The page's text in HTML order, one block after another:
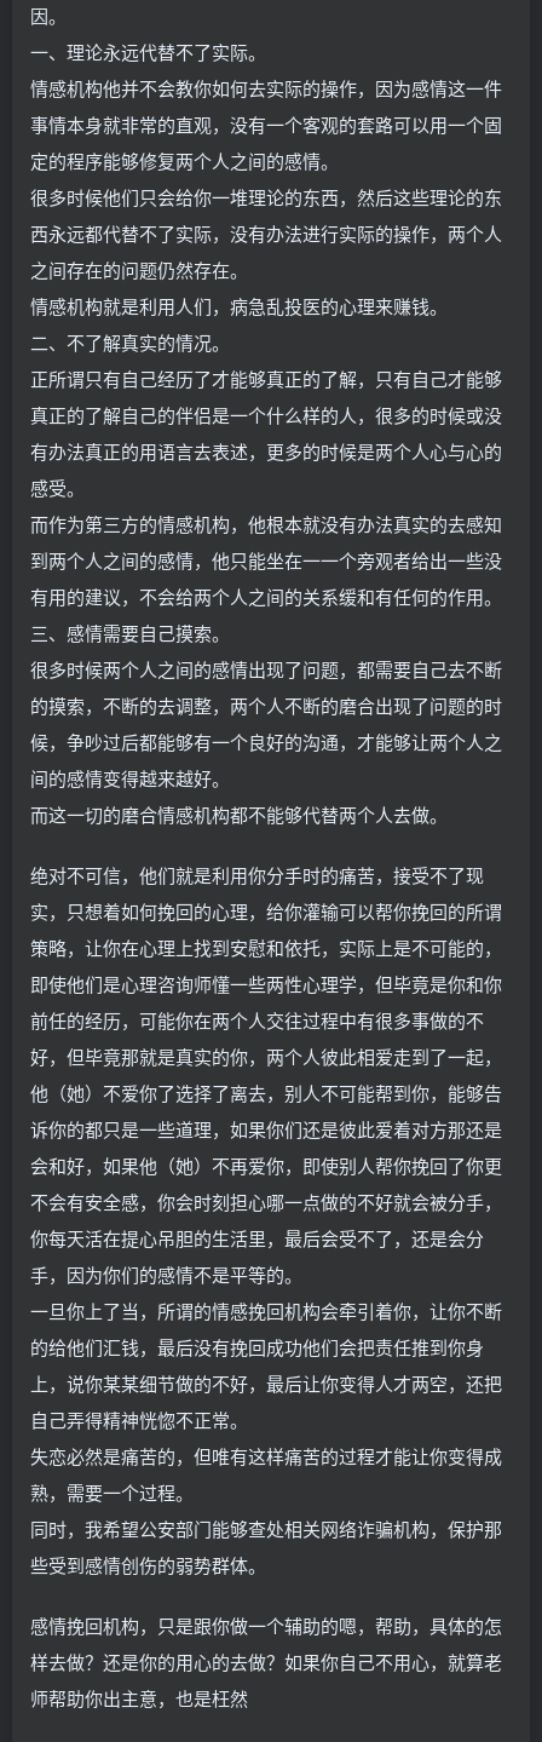
因。
一、理论永远代替不了实际。
情感机构他并不会教你如何去实际的操作，因为感情这一件
事情本身就非常的直观，没有一个客观的套路可以用一个固
定的程序能够修复两个人之间的感情。
很多时候他们只会给你一堆理论的东西，然后这些理论的东
西永远都代替不了实际，没有办法进行实际的操作，两个人
之间存在的问题仍然存在。
情感机构就是利用人们，病急乱投医的心理来赚钱。
二、不了解真实的情况。
正所谓只有自己经历了才能够真正的了解，只有自己才能够
真正的了解自己的伴侣是一个什么样的人，很多的时候或没
有办法真正的用语言去表述，更多的时候是两个人心与心的
感受。
而作为第三方的情感机构，他根本就没有办法真实的去感知
到两个人之间的感情，他只能坐在一一个旁观者给出一些没
有用的建议，不会给两个人之间的关系缓和有任何的作用。
三、感情需要自己摸索。
很多时候两个人之间的感情出现了问题，都需要自己去不断
的摸索，不断的去调整，两个人不断的磨合出现了问题的时
候，争吵过后都能够有一个良好的沟通，才能够让两个人之
间的感情变得越来越好。
而这一切的磨合情感机构都不能够代替两个人去做。
绝对不可信，他们就是利用你分手时的痛苦，接受不了现
实，只想着如何挽回的心理，给你灌输可以帮你挽回的所谓
策略，让你在心理上找到安慰和依托，实际上是不可能的，
即使他们是心理咨询师懂一些两性心理学，但毕竟是你和你
前任的经历，可能你在两个人交往过程中有很多事做的不
好，但毕竟那就是真实的你，两个人彼此相爱走到了一起，
他（她）不爱你了选择了离去，别人不可能帮到你，能够告
诉你的都只是一些道理，如果你们还是彼此爱着对方那还是
会和好，如果他（她）不再爱你，即使别人帮你挽回了你更
不会有安全感，你会时刻担心哪一点做的不好就会被分手，
你每天活在提心吊胆的生活里，最后会受不了，还是会分
手，因为你们的感情不是平等的。
一旦你上了当，所谓的情感挽回机构会牵引着你，让你不断
的给他们汇钱，最后没有挽回成功他们会把责任推到你身
上，说你某某细节做的不好，最后让你变得人才两空，还把
自己弄得精神恍惚不正常。
失恋必然是痛苦的，但唯有这样痛苦的过程才能让你变得成
熟，需要一个过程。
同时，我希望公安部门能够查处相关网络诈骗机构，保护那
些受到感情创伤的弱势群体。
感情挽回机构，只是跟你做一个辅助的嗯，帮助，具体的怎
样去做？还是你的用心的去做？如果你自己不用心，就算老
师帮助你出主意，也是枉然